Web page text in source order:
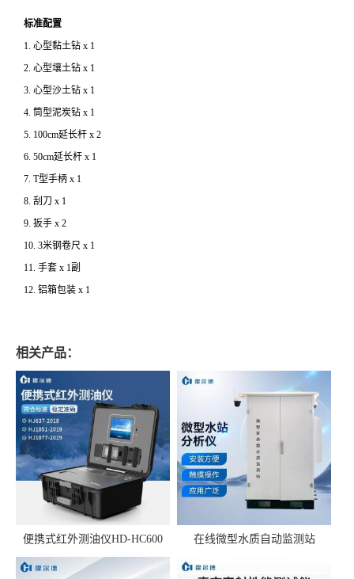
标准配置
1. 心型黏土钻 x 1
2. 心型壤土钻 x 1
3. 心型沙土钻 x 1
4. 筒型泥炭钻 x 1
5. 100cm延长杆 x 2
6. 50cm延长杆 x 1
7. T型手柄 x 1
8. 刮刀 x 1
9. 扳手 x 2
10. 3米钢卷尺 x 1
11. 手套 x 1副
12. 铝箱包装 x 1
相关产品：
便携式红外测油仪HD-HC600 在线微型水质自动监测站